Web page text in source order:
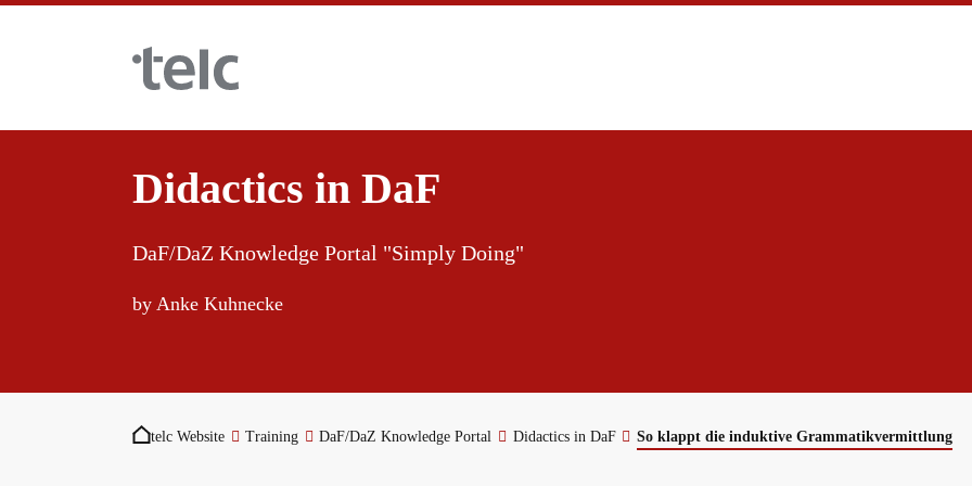
Skip to main content
Language examinations
Certificate examinations
telc Prüfungen in Bad Homburg
Teaching materials
General German
Training programme
Didactics in DaF
DaF/DaZ Knowledge Portal "Simply Doing"
by Anke Kuhnecke
telc Website Training DaF/DaZ Knowledge Portal Didactics in DaF So klappt die induktive Grammatikvermittlung